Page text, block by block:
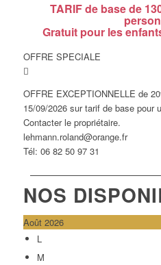
TARIF de base de
Gratuit pour les
OFFRE SPECIALE
OFFRE EXCEPTIONNELLE de
15/09/2026 sur tarif de base pour
Contacter le propriétaire.
lehmann.roland@orange.fr
Tél: 06 82 50 97 31
NOS
Août 2026
L
M